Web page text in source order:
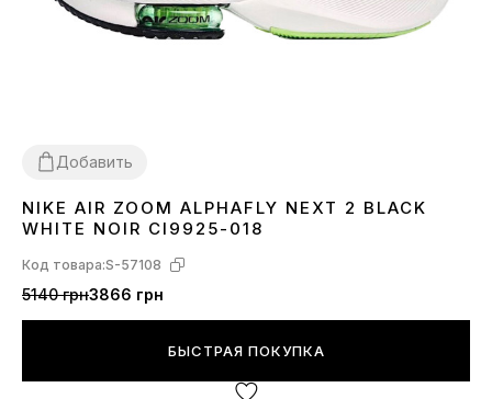
Добавить
4142 4344 45
NIKE AIR ZOOM ALPHAFLY NEXT 2 BLACK
WHITE NOIR CI9925-018
Код товара:S-57108
5140 грн3866 грн
БЫСТРАЯ ПОКУПКА